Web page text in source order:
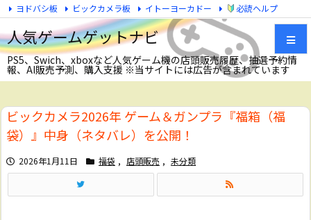
人気ゲームゲットナビ
PS5、Swich、xboxなど人気ゲーム機の店頭販売履歴、抽選予約情
報、AI販売予測、購入支援 ※当サイトには広告が含まれています
メニュ
サイド
次へ
ヨドバシ板 ビックカメラ板 イトーヨーカドー 必読ヘルプ
ビックカメラ2026年 ゲーム＆ガンプラ『福箱（福
袋）』中身（ネタバレ）を公開！
2026年1月11日 福袋 , 店頭販売 , 未分類